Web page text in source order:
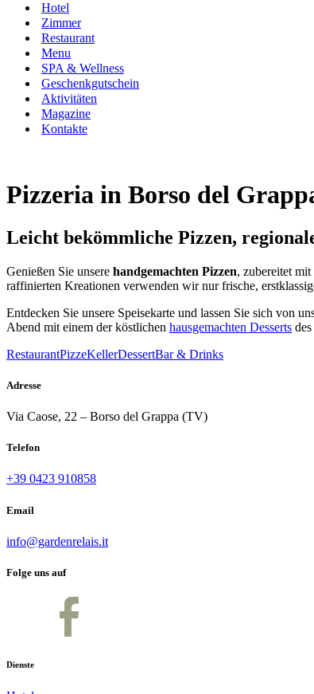
Hotel
Zimmer
Restaurant
Menu
SPA & Wellness
Geschenkgutschein
Aktivitäten
Magazine
Kontakte
Pizzeria in Borso del
Leicht bekömmliche Pizzen,
Genießen Sie unsere handgemachten Pizzen, zubereitet
raffinierten Kreationen verwenden wir nur frische,
Entdecken Sie unsere Speisekarte und lassen Sie sich von
Abend mit einem der köstlichen hausgemachten Desserts
RestaurantPizzeKellerDessertBar & Drinks
Adresse
Via Caose, 22 – Borso del Grappa (TV)
Telefon
+39 0423 910858
Email
info@gardenrelais.it
Folge uns auf
Dienste